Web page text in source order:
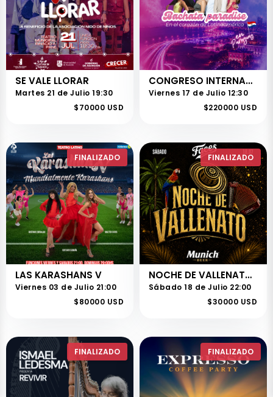
SE VALE LLORAR
Martes 21 de Julio 19:30
$70000 USD
CONGRESO INTERNACIONAL DE BACHATA PARADISE
Viernes 17 de Julio 12:30
$220000 USD
FINALIZADO
LAS KARASHANS V
Viernes 03 de Julio 21:00
$80000 USD
FINALIZADO
NOCHE DE VALLENATO - FACES
Sábado 18 de Julio 22:00
$30000 USD
FINALIZADO FINALIZADO